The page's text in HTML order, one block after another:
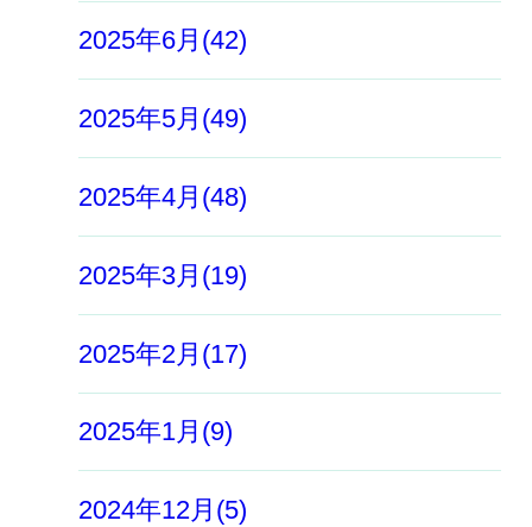
2025年6月(42)
2025年5月(49)
2025年4月(48)
2025年3月(19)
2025年2月(17)
2025年1月(9)
2024年12月(5)